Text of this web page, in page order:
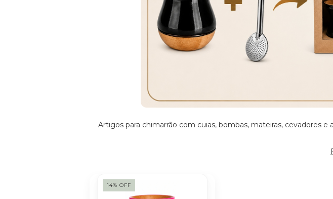
Artigos para chimarrão com cuias, bombas, mateiras, cevadores
14% OFF